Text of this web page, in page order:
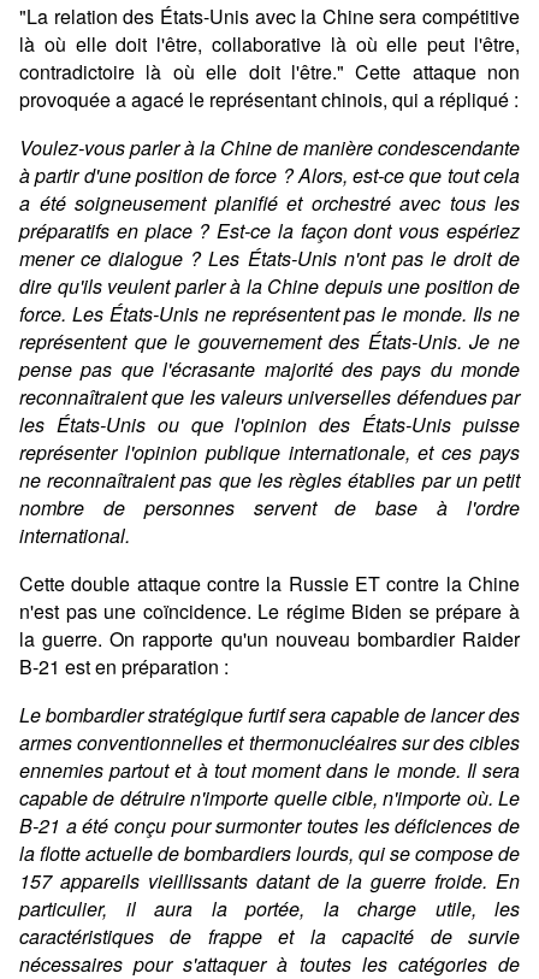
"La relation des États-Unis avec la Chine sera compétitive
là où elle doit l'être, collaborative là où elle peut l'être,
contradictoire là où elle doit l'être." Cette attaque non
provoquée a agacé le représentant chinois, qui a répliqué :
Voulez-vous parler à la Chine de manière condescendante
à partir d'une position de force ? Alors, est-ce que tout cela
a été soigneusement planifié et orchestré avec tous les
préparatifs en place ? Est-ce la façon dont vous espériez
mener ce dialogue ? Les États-Unis n'ont pas le droit de
dire qu'ils veulent parler à la Chine depuis une position de
force. Les États-Unis ne représentent pas le monde. Ils ne
représentent que le gouvernement des États-Unis. Je ne
pense pas que l'écrasante majorité des pays du monde
reconnaîtraient que les valeurs universelles défendues par
les États-Unis ou que l'opinion des États-Unis puisse
représenter l'opinion publique internationale, et ces pays
ne reconnaîtraient pas que les règles établies par un petit
nombre de personnes servent de base à l'ordre
international.
Cette double attaque contre la Russie ET contre la Chine
n'est pas une coïncidence. Le régime Biden se prépare à
la guerre. On rapporte qu'un nouveau bombardier Raider
B-21 est en préparation :
Le bombardier stratégique furtif sera capable de lancer des
armes conventionnelles et thermonucléaires sur des cibles
ennemies partout et à tout moment dans le monde. Il sera
capable de détruire n'importe quelle cible, n'importe où. Le
B-21 a été conçu pour surmonter toutes les déficiences de
la flotte actuelle de bombardiers lourds, qui se compose de
157 appareils vieillissants datant de la guerre froide. En
particulier, il aura la portée, la charge utile, les
caractéristiques de frappe et la capacité de survie
nécessaires pour s'attaquer à toutes les catégories de